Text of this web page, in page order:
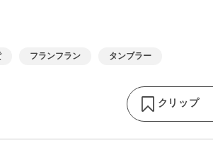
フランフラン タンブラー
クリップ